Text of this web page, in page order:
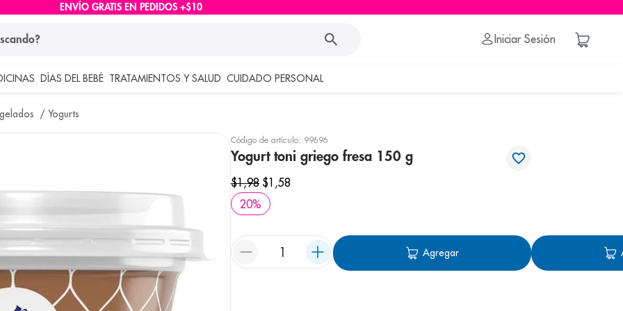
ENVÍO GRATIS EN PEDIDOS +$10
Iniciar Sesión
DÍAS DEL BEBÉ TRATAMIENTOS Y SALUD CUIDADO PERSONAL
Yogurts
Código de artículo: 99696
Yogurt toni griego fresa 150 g
$1,98 $1 ,58
20%
Agregar
buscados